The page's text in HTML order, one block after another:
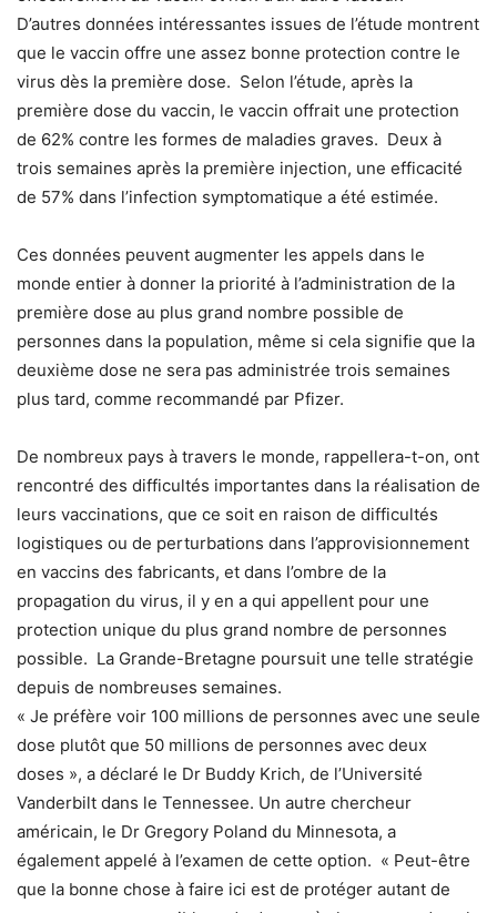
D’autres données intéressantes issues de l’étude montrent
que le vaccin offre une assez bonne protection contre le
virus dès la première dose. Selon l’étude, après la
première dose du vaccin, le vaccin offrait une protection
de 62% contre les formes de maladies graves. Deux à
trois semaines après la première injection, une efficacité
de 57% dans l’infection symptomatique a été estimée.
Ces données peuvent augmenter les appels dans le
monde entier à donner la priorité à l’administration de la
première dose au plus grand nombre possible de
personnes dans la population, même si cela signifie que la
deuxième dose ne sera pas administrée trois semaines
plus tard, comme recommandé par Pfizer.
De nombreux pays à travers le monde, rappellera-t-on, ont
rencontré des difficultés importantes dans la réalisation de
leurs vaccinations, que ce soit en raison de difficultés
logistiques ou de perturbations dans l’approvisionnement
en vaccins des fabricants, et dans l’ombre de la
propagation du virus, il y en a qui appellent pour une
protection unique du plus grand nombre de personnes
possible. La Grande-Bretagne poursuit une telle stratégie
depuis de nombreuses semaines.
« Je préfère voir 100 millions de personnes avec une seule
dose plutôt que 50 millions de personnes avec deux
doses », a déclaré le Dr Buddy Krich, de l’Université
Vanderbilt dans le Tennessee. Un autre chercheur
américain, le Dr Gregory Poland du Minnesota, a
également appelé à l’examen de cette option. « Peut-être
que la bonne chose à faire ici est de protéger autant de